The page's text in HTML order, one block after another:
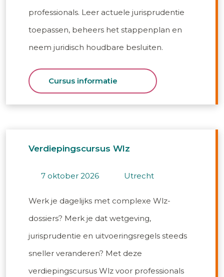
professionals. Leer actuele jurisprudentie
toepassen, beheers het stappenplan en
neem juridisch houdbare besluiten.
Cursus informatie
Verdiepingscursus Wlz
7 oktober 2026 utrecht
Werk je dagelijks met complexe Wlz-
dossiers? Merk je dat wetgeving,
jurisprudentie en uitvoeringsregels steeds
sneller veranderen? Met deze
verdiepingscursus Wlz voor professionals